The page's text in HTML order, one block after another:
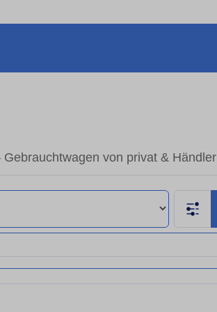
von privat & Händler